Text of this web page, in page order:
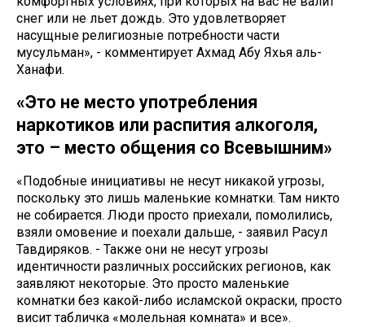
снег или не льет дождь. Это удовлетворяет
насущные религиозные потребности части
мусульман», - комментирует Ахмад Абу Яхья аль-
Ханафи.
«Это не место употребления
наркотиков или распития алкоголя,
это – место общения со Всевышним»
«Подобные инициативы не несут никакой угрозы,
поскольку это лишь маленькие комнатки. Там никто
не собирается. Люди просто приехали, помолились,
взяли омовение и поехали дальше, - заявил Расул
Тавдиряков. - Также они не несут угрозы
идентичности различных российских регионов, как
заявляют некоторые. Это просто маленькие
комнатки без какой-либо исламской окраски, просто
висит табличка «молельная комната» и все».